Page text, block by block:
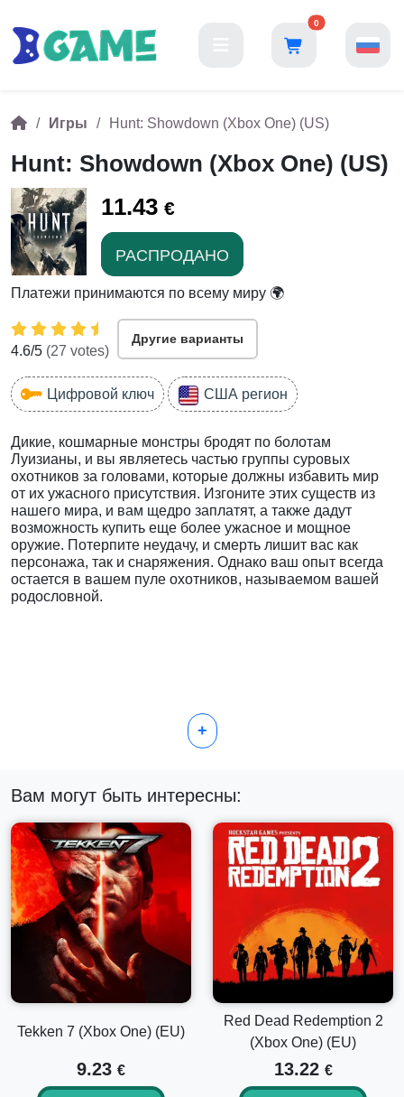
0
Игры Hunt: Showdown (Xbox One) (US)
Hunt: Showdown (Xbox One) (US)
11.43 €
РАСПРОДАНО
Платежи принимаются по всему миру 🌍
4.6/5 (27 votes)
Другие варианты
Цифровой ключ США регион
Дикие, кошмарные монстры бродят по болотам
Луизианы, и вы являетесь частью группы суровых
охотников за головами, которые должны избавить мир
от их ужасного присутствия. Изгоните этих существ из
нашего мира, и вам щедро заплатят, а также дадут
возможность купить еще более ужасное и мощное
оружие. Потерпите неудачу, и смерть лишит вас как
персонажа, так и снаряжения. Однако ваш опыт всегда
остается в вашем пуле охотников, называемом вашей
родословной.
+
Вам могут быть интересны:
Tekken 7 (Xbox One) (EU)
9.23 €
Red Dead Redemption 2
(Xbox One) (EU)
13.22 €